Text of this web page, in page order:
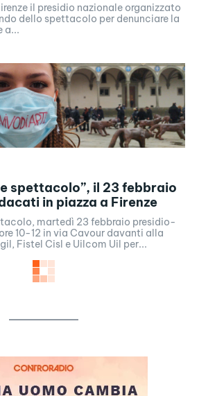
il presidio nazionale organizzato
dello spettacolo per denunciare la
a...
spettacolo”, il 23 febbraio
in piazza a Firenze
martedì 23 febbraio presidio-
10-12 in via Cavour davanti alla
Fistel Cisl e Uilcom Uil per...